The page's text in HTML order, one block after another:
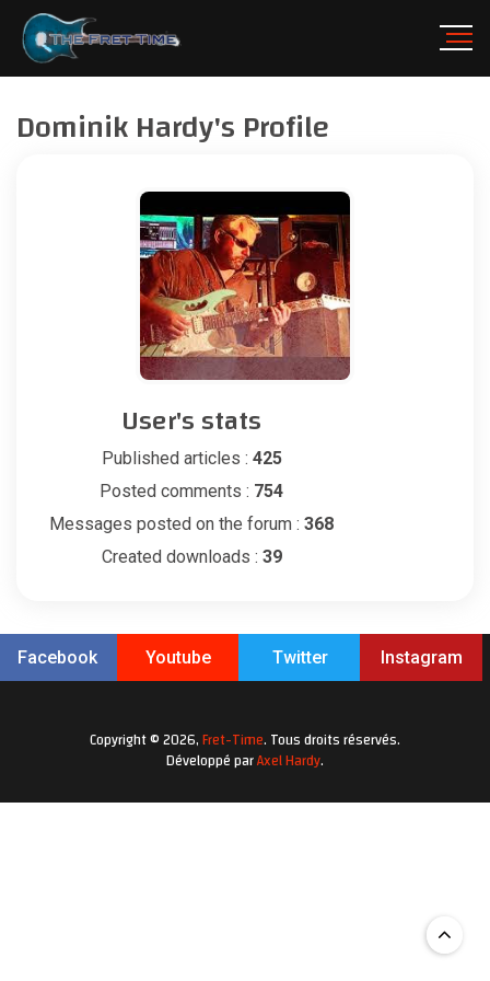
Dominik Hardy's Profile
User's stats
Published articles : 425
Posted comments : 754
Messages posted on the forum : 368
Created downloads : 39
Facebook Youtube Twitter Instagram
Copyright © 2026,Fret-Time. Tous droits réservés.
Développé parAxel Hardy.